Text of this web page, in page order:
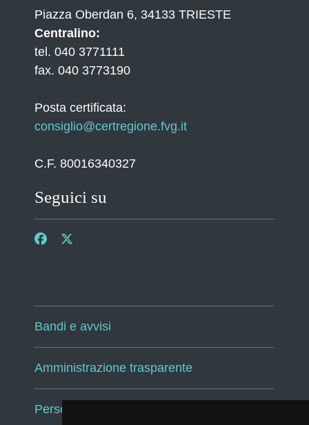
Piazza Oberdan 6, 34133 TRIESTE
Centralino:
tel. 040 3771111
fax. 040 3773190
Posta certificata:
consiglio@certregione.fvg.it
C.F. 80016340327
Seguici su
Bandi e avvisi
Amministrazione trasparente
Persone e Uffici